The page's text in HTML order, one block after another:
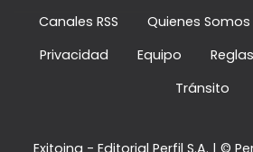
Canales RSS Quienes Somos
Privacidad
Equipo
Tránsito